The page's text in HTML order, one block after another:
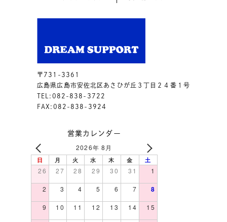
〒731-3361
広島県広島市安佐北区あさひが丘３丁目２４番１号
TEL:082-838-3722
FAX:082-838-3924
営業カレンダー
2026年 8月
日 月 火 水 木 金 土
26 27 28 29 30 31 1
2 3 4 5 6 7 8
9 10 11 12 13 14 15